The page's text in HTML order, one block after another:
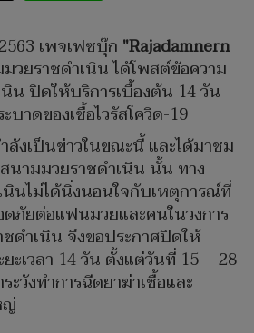
เพจเฟซบุ๊ก "Rajadamnern
วยราชดำเนิน ได้โพสต์ข้อความ
น ปิดให้บริการเบื้องต้น 14 วัน
บาดของเชื้อไวรัสโควิด-19
งเป็นข่าวในขณะนี้ และได้มาชม
นามมวยราชดำเนิน นั้น ทาง
นินไม่ได้นิ่งนอนใจกับเหตุการณ์ที่
ภัยต่อแฟนมวยและคนในวงการ
ดำเนิน จึงขอประกาศปิดให้
ะเวลา 14 วัน ตั้งแต่วันที่ 15 – 28
ะวังทำการฉีดยาฆ่าเชื้อและ
ญ่